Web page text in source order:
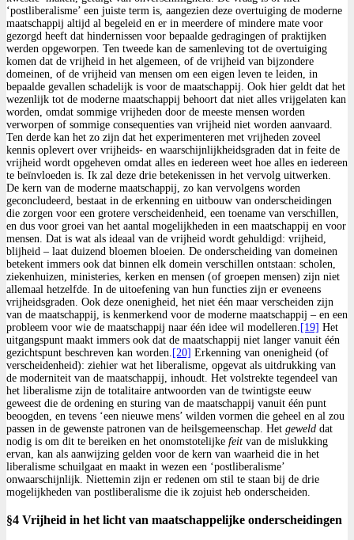
‘postliberalisme’ een juiste term is, aangezien deze overtuiging de moderne
maatschappij altijd al begeleid en er in meerdere of mindere mate voor
gezorgd heeft dat hindernissen voor bepaalde gedragingen of praktijken
werden opgeworpen. Ten tweede kan de samenleving tot de overtuiging
komen dat de vrijheid in het algemeen, of de vrijheid van bijzondere
domeinen, of de vrijheid van mensen om een eigen leven te leiden, in
bepaalde gevallen schadelijk is voor de maatschappij. Ook hier geldt dat het
wezenlijk tot de moderne maatschappij behoort dat niet alles vrijgelaten kan
worden, omdat sommige vrijheden door de meeste mensen worden
verworpen of sommige consequenties van vrijheid niet worden aanvaard.
Ten derde kan het zo zijn dat het experimenteren met vrijheden zoveel
kennis oplevert over vrijheids- en waarschijnlijkheidsgraden dat in feite de
vrijheid wordt opgeheven omdat alles en iedereen weet hoe alles en iedereen
te beïnvloeden is. Ik zal deze drie betekenissen in het vervolg uitwerken.
De kern van de moderne maatschappij, zo kan vervolgens worden
geconcludeerd, bestaat in de erkenning en uitbouw van onderscheidingen
die zorgen voor een grotere verscheidenheid, een toename van verschillen,
en dus voor groei van het aantal mogelijkheden in een maatschappij en voor
mensen. Dat is wat als ideaal van de vrijheid wordt gehuldigd: vrijheid,
blijheid – laat duizend bloemen bloeien. De onderscheiding van domeinen
betekent immers ook dat binnen elk domein verschillen ontstaan: scholen,
ziekenhuizen, ministeries, kerken en mensen (of groepen mensen) zijn niet
allemaal hetzelfde. In de uitoefening van hun functies zijn er eveneens
vrijheidsgraden. Ook deze onenigheid, het niet één maar verscheiden zijn
van de maatschappij, is kenmerkend voor de moderne maatschappij – en een
probleem voor wie de maatschappij naar één idee wil modelleren. [19] Het
uitgangspunt maakt immers ook dat de maatschappij niet langer vanuit één
gezichtspunt beschreven kan worden. [20] Erkenning van onenigheid (of
verscheidenheid): ziehier wat het liberalisme, opgevat als uitdrukking van
de moderniteit van de maatschappij, inhoudt. Het volstrekte tegendeel van
het liberalisme zijn de totalitaire antwoorden van de twintigste eeuw
geweest die de ordening en sturing van de maatschappij vanuit één punt
beoogden, en tevens ‘een nieuwe mens’ wilden vormen die geheel en al zou
passen in de gewenste patronen van de heilsgemeenschap. Het geweld dat
nodig is om dit te bereiken en het onomstotelijke feit van de mislukking
ervan, kan als aanwijzing gelden voor de kern van waarheid die in het
liberalisme schuilgaat en maakt in wezen een ‘postliberalisme’
onwaarschijnlijk. Niettemin zijn er redenen om stil te staan bij de drie
mogelijkheden van postliberalisme die ik zojuist heb onderscheiden.
§4 Vrijheid in het licht van maatschappelijke onderscheidingen